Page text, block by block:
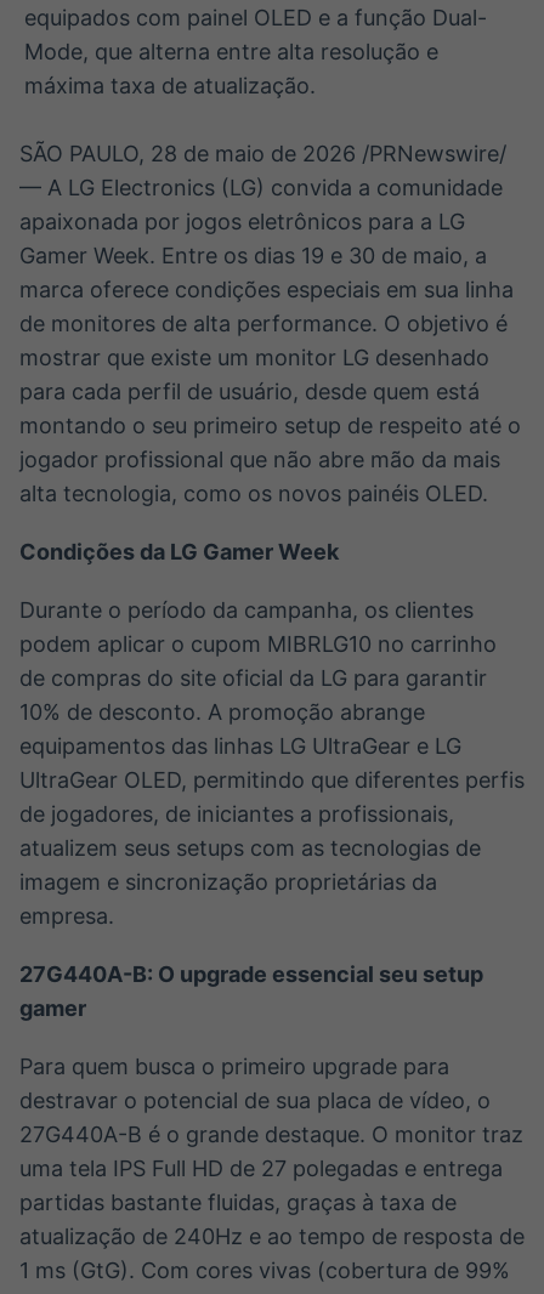
equipados com painel OLED e a função Dual-
Mode, que alterna entre alta resolução e
máxima taxa de atualização.
SÃO PAULO, 28 de maio de 2026 /PRNewswire/
— A LG Electronics (LG) convida a comunidade
apaixonada por jogos eletrônicos para a LG
Gamer Week. Entre os dias 19 e 30 de maio, a
marca oferece condições especiais em sua linha
de monitores de alta performance. O objetivo é
mostrar que existe um monitor LG desenhado
para cada perfil de usuário, desde quem está
montando o seu primeiro setup de respeito até o
jogador profissional que não abre mão da mais
alta tecnologia, como os novos painéis OLED.
Condições da LG Gamer Week
Durante o período da campanha, os clientes
podem aplicar o cupom MIBRLG10 no carrinho
de compras do site oficial da LG para garantir
10% de desconto. A promoção abrange
equipamentos das linhas LG UltraGear e LG
UltraGear OLED, permitindo que diferentes perfis
de jogadores, de iniciantes a profissionais,
atualizem seus setups com as tecnologias de
imagem e sincronização proprietárias da
empresa.
27G440A-B: O upgrade essencial seu setup
gamer
Para quem busca o primeiro upgrade para
destravar o potencial de sua placa de vídeo, o
27G440A-B é o grande destaque. O monitor traz
uma tela IPS Full HD de 27 polegadas e entrega
partidas bastante fluidas, graças à taxa de
atualização de 240Hz e ao tempo de resposta de
1 ms (GtG). Com cores vivas (cobertura de 99%